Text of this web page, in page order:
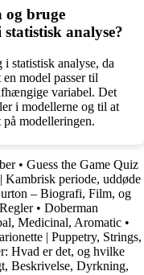
og bruge
analyse?
statistisk analyse, da
model passer til
variabel. Det
i modellerne og til at
modelleringen.
• Guess the Game Quiz
Kambrisk periode, uddøde
– Biografi, Film, og
• Doberman
Medicinal, Aromatic •
| Puppetry, Strings,
Hvad er det, og hvilke
Beskrivelse, Dyrkning,